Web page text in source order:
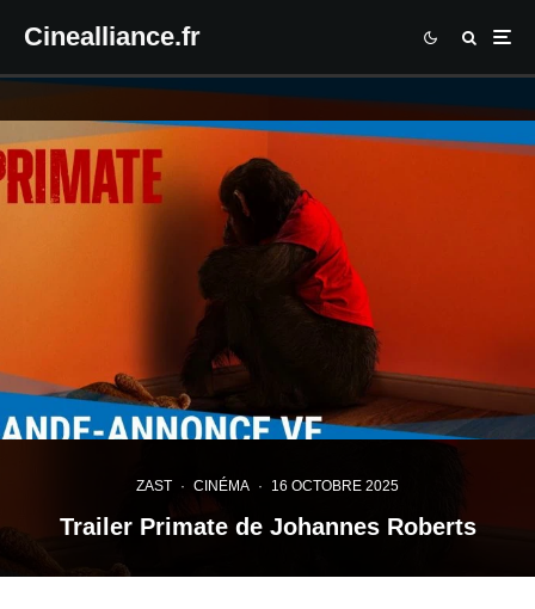
Cinealliance.fr
ZAST · CINÉMA · 16 OCTOBRE 2025
Trailer Primate de Johannes Roberts